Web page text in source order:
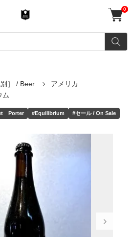
0
］ / Beer
アメリカ
ム
Porter #Equilibrium #セール / On Sale